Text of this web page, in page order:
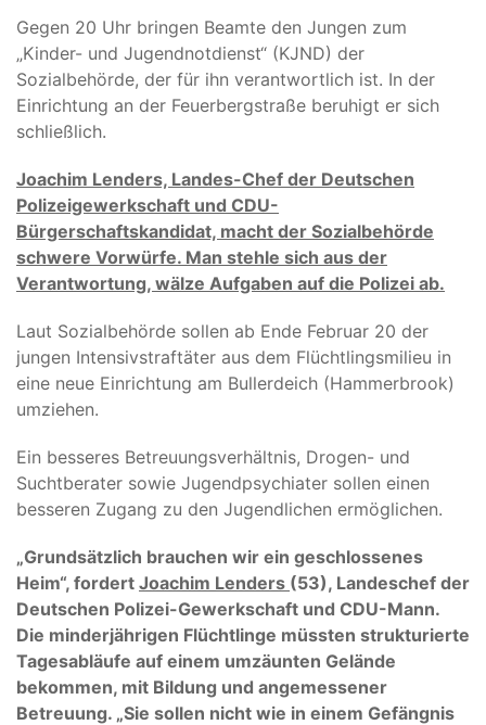
Gegen 20 Uhr bringen Beamte den Jungen zum
„Kinder- und Jugendnotdienst“ (KJND) der
Sozialbehörde, der für ihn verantwortlich ist. In der
Einrichtung an der Feuerbergstraße beruhigt er sich
schließlich.
Joachim Lenders, Landes-Chef der Deutschen
Polizeigewerkschaft und CDU-
Bürgerschaftskandidat, macht der Sozialbehörde
schwere Vorwürfe. Man stehle sich aus der
Verantwortung, wälze Aufgaben auf die Polizei ab.
Laut Sozialbehörde sollen ab Ende Februar 20 der
jungen Intensivstraftäter aus dem Flüchtlingsmilieu in
eine neue Einrichtung am Bullerdeich (Hammerbrook)
umziehen.
Ein besseres Betreuungsverhältnis, Drogen- und
Suchtberater sowie Jugendpsychiater sollen einen
besseren Zugang zu den Jugendlichen ermöglichen.
„Grundsätzlich brauchen wir ein geschlossenes
Heim“, fordert Joachim Lenders (53), Landeschef der
Deutschen Polizei-Gewerkschaft und CDU-Mann.
Die minderjährigen Flüchtlinge müssten strukturierte
Tagesabläufe auf einem umzäunten Gelände
bekommen, mit Bildung und angemessener
Betreuung. „Sie sollen nicht wie in einem Gefängnis